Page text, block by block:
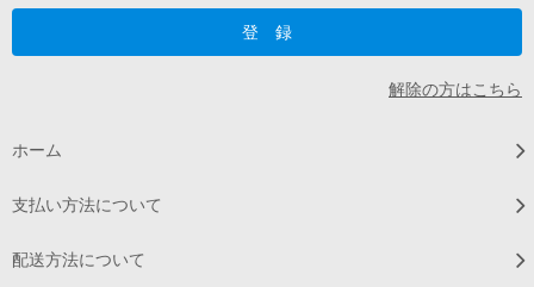
解除の方はこちら
ホーム
支払い方法について
配送方法について